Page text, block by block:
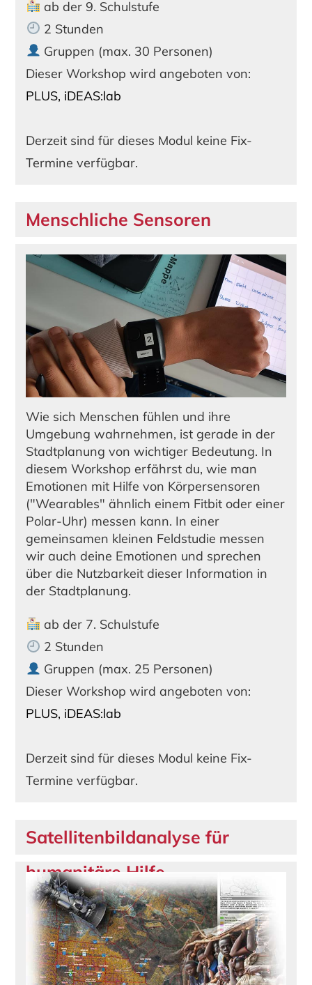
ab der 9. Schulstufe
2 Stunden
Gruppen (max. 30 Personen)
Dieser Workshop wird angeboten von:
PLUS, iDEAS:lab
Derzeit sind für dieses Modul keine Fix-
Termine verfügbar.
Menschliche Sensoren
Wie sich Menschen fühlen und ihre
Umgebung wahrnehmen, ist gerade in der
Stadtplanung von wichtiger Bedeutung. In
diesem Workshop erfährst du, wie man
Emotionen mit Hilfe von Körpersensoren
("Wearables" ähnlich einem Fitbit oder einer
Polar-Uhr) messen kann. In einer
gemeinsamen kleinen Feldstudie messen
wir auch deine Emotionen und sprechen
über die Nutzbarkeit dieser Information in
der Stadtplanung.
ab der 7. Schulstufe
2 Stunden
Gruppen (max. 25 Personen)
Dieser Workshop wird angeboten von:
PLUS, iDEAS:lab
Derzeit sind für dieses Modul keine Fix-
Termine verfügbar.
Satellitenbildanalyse für
humanitäre Hilfe